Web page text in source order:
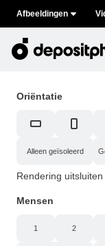
Afbeeldingen
Oriëntatie
Alleen geïsoleerd
Rendering uitsluiten
Mensen
1 2